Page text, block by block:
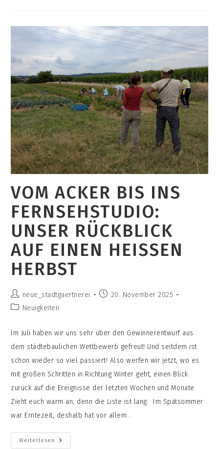
VOM ACKER BIS INS
FERNSEHSTUDIO:
UNSER RÜCKBLICK
AUF EINEN HEISSEN H
ERBST
Beitrags-
Autor:
neue_stadtgaertnerei
Beitrag20. November 2025
Beitrags-
Neuigkeiten
Im Juli haben wir uns sehr über den Gewinnerentwurf aus
dem städtebaulichen Wettbewerb gefreut! Und seitdem ist
schon wieder so viel passiert! Also werfen wir jetzt, wo es
mit großen Schritten in Richtung Winter geht, einen Blick
zurück auf die Ereignisse der letzten Wochen und Monate.
Zieht euch warm an, denn die Liste ist lang. Im Spätsommer
war Erntezeit, deshalb hat vor allem…
Weiterlesen
Vom